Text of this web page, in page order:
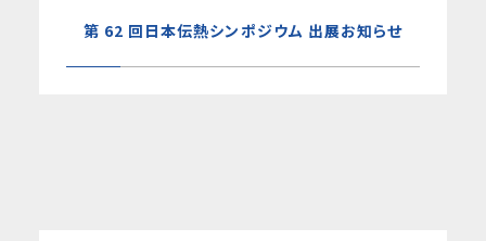
第 62 回日本伝熱シンポジウム 出展お知らせ